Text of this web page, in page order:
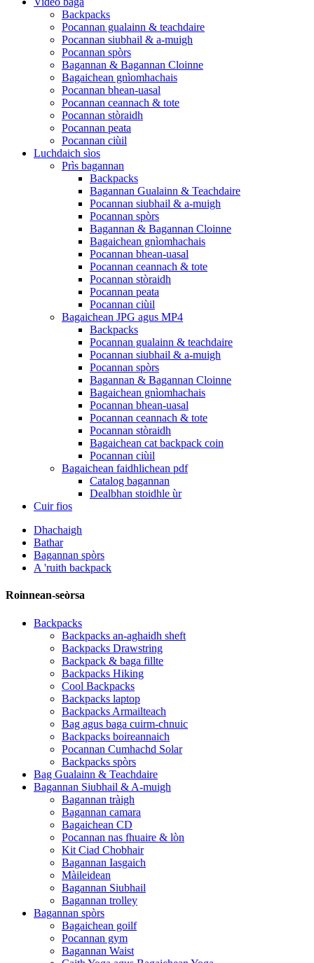
Backpacks
Pocannan gualainn & teachdaire
Pocannan siubhail & a-muigh
Pocannan spòrs
Bagannan & Bagannan Cloinne
Bagaichean gnìomhachais
Pocannan bhean-uasal
Pocannan ceannach & tote
Pocannan stòraidh
Pocannan peata
Pocannan ciùil
Luchdaich sìos
Prìs bagannan
Backpacks
Bagannan Gualainn & Teachdaire
Pocannan siubhail & a-muigh
Pocannan spòrs
Bagannan & Bagannan Cloinne
Bagaichean gnìomhachais
Pocannan bhean-uasal
Pocannan ceannach & tote
Pocannan stòraidh
Pocannan peata
Pocannan ciùil
Bagaichean JPG agus MP4
Backpacks
Pocannan gualainn & teachdaire
Pocannan siubhail & a-muigh
Pocannan spòrs
Bagannan & Bagannan Cloinne
Bagaichean gnìomhachais
Pocannan bhean-uasal
Pocannan ceannach & tote
Pocannan stòraidh
Bagaichean cat backpack coin
Pocannan ciùil
Bagaichean faidhlichean pdf
Catalog bagannan
Dealbhan stoidhle ùr
Cuir fios
Dhachaigh
Bathar
Bagannan spòrs
A 'ruith backpack
Roinnean-seòrsa
Backpacks
Backpacks an-aghaidh sheft
Backpacks Drawstring
Backpack & baga fillte
Backpacks Hiking
Cool Backpacks
Backpacks laptop
Backpacks Armailteach
Bag agus baga cuirm-chnuic
Backpacks boireannaich
Pocannan Cumhachd Solar
Backpacks spòrs
Bag Gualainn & Teachdaire
Bagannan Siubhail & A-muigh
Bagannan tràigh
Bagannan camara
Bagaichean CD
Pocannan nas fhuaire & lòn
Kit Ciad Chobhair
Bagannan Iasgaich
Màileidean
Bagannan Siubhail
Bagannan trolley
Bagannan spòrs
Bagaichean goilf
Pocannan gym
Bagannan Waist